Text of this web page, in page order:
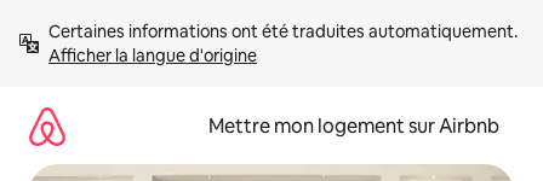
directement
Afficher la langue d'origine
Mettre mon logement sur Airbnb